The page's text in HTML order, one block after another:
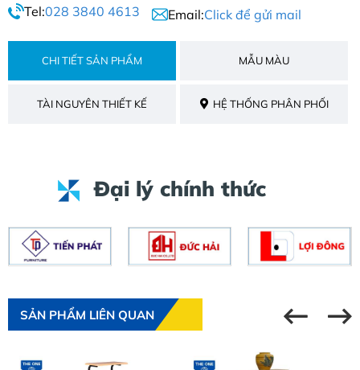
Tel:028 3840 4613 Email:Click để gửi mail
CHI TIẾT SẢN PHẨM MẪU MÀU
TÀI NGUYÊN THIẾT KẾ HỆ THỐNG PHÂN PHỐI
Đại lý chính thức
SẢN PHẨM LIÊN QUAN